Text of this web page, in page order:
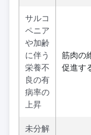
サルコ
ペニア
や加齢
に伴う
栄養不
良の有
病率の
上昇
筋肉の
促進す
未分解